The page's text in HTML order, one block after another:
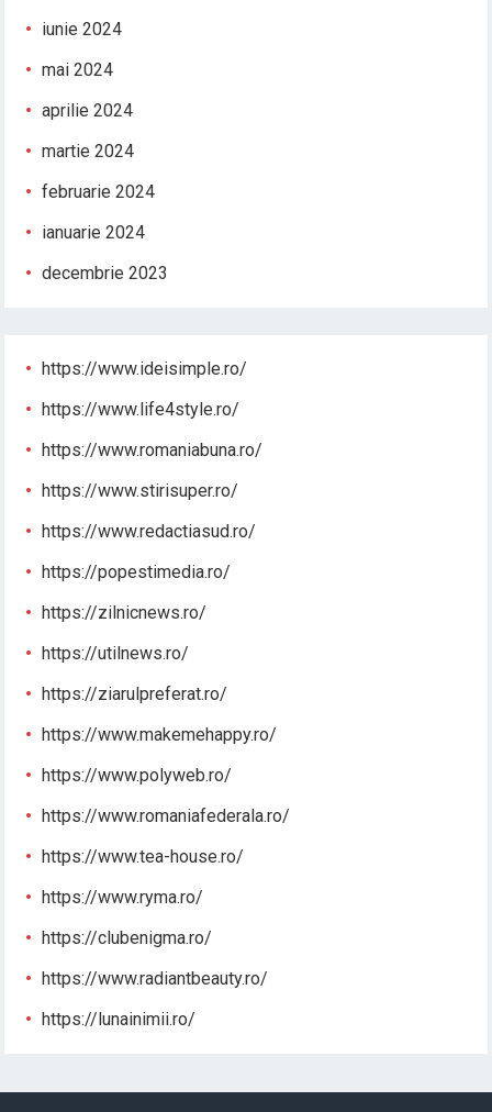
iunie 2024
mai 2024
aprilie 2024
martie 2024
februarie 2024
ianuarie 2024
decembrie 2023
https://www.ideisimple.ro/
https://www.life4style.ro/
https://www.romaniabuna.ro/
https://www.stirisuper.ro/
https://www.redactiasud.ro/
https://popestimedia.ro/
https://zilnicnews.ro/
https://utilnews.ro/
https://ziarulpreferat.ro/
https://www.makemehappy.ro/
https://www.polyweb.ro/
https://www.romaniafederala.ro/
https://www.tea-house.ro/
https://www.ryma.ro/
https://clubenigma.ro/
https://www.radiantbeauty.ro/
https://lunainimii.ro/